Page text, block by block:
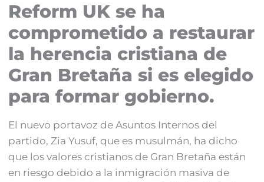
Reform UK se ha
comprometido a restaurar
la herencia cristiana de
Gran Bretaña si es elegido
para formar gobierno.
El nuevo portavoz de Asuntos Internos del
partido, Zia Yusuf, que es musulmán, ha dicho
que los valores cristianos de Gran Bretaña están
en riesgo debido a la inmigración masiva de